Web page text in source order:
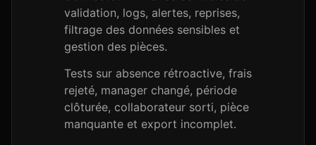
validation, logs, alertes, reprises,
filtrage des données sensibles et
gestion des pièces.
Tests sur absence rétroactive, frais
rejeté, manager changé, période
clôturée, collaborateur sorti, pièce
manquante et export incomplet.